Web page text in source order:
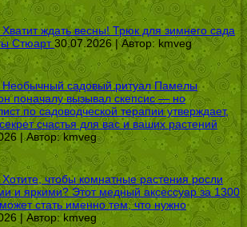
Хватит ждать весны! Трюк для зимнего сада
Стюарт 30.07.2026 | Автор: kmveg
Необычный садовый ритуал Памелы
поначалу вызывал скепсис — но
по садоводческой терапии утверждает,
счастья для вас и ваших растений
| Автор:kmveg
Хотите, чтобы комнатные растения росли
и яркими? Этот медный аксессуар за 1300
стать именно тем, что нужно
| Автор:kmveg